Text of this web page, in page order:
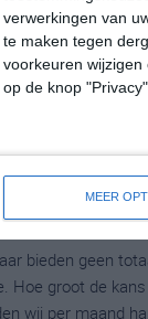
verwerkingen van
te maken tegen
voorkeuren
op de knop
MEER
bieden geen
Hoe groot de
wij per maand